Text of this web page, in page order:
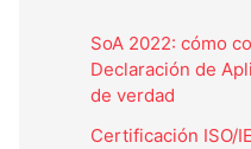
SoA 2022: cómo
Declaración de
de verdad
Certificación ISO/